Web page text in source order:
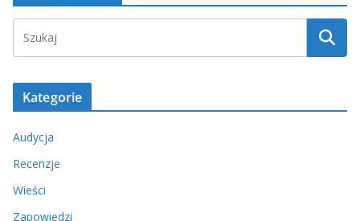
Kategorie
Audycja
Recenzje
Wieści
Zapowiedzi